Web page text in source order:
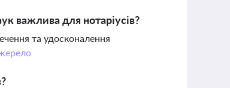
важлива для нотаріусів?
та удосконалення